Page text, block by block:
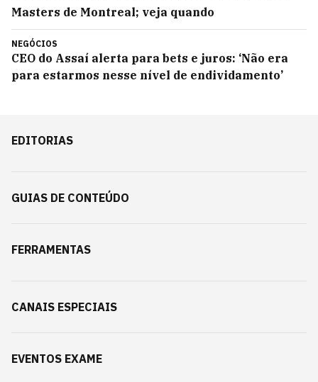
Masters de Montreal; veja quando
NEGÓCIOS
CEO do Assaí alerta para bets e juros: ‘Não era
para estarmos nesse nível de endividamento’
EDITORIAS
GUIAS DE CONTEÚDO
FERRAMENTAS
CANAIS ESPECIAIS
EVENTOS EXAME